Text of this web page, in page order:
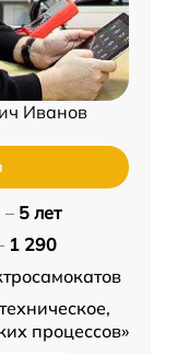
Иванов
– 5 лет
1 290
процессов»